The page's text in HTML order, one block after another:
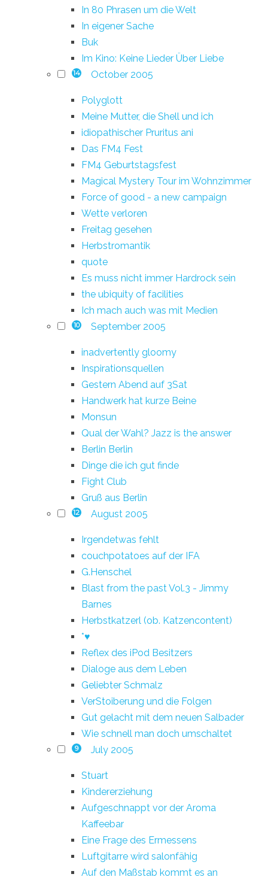
In 80 Phrasen um die Welt
In eigener Sache
Buk
Im Kino: Keine Lieder Über Liebe
14 October 2005
Polyglott
Meine Mutter, die Shell und ich
idiopathischer Pruritus ani
Das FM4 Fest
FM4 Geburtstagsfest
Magical Mystery Tour im Wohnzimmer
Force of good - a new campaign
Wette verloren
Freitag gesehen
Herbstromantik
quote
Es muss nicht immer Hardrock sein
the ubiquity of facilities
Ich mach auch was mit Medien
10 September 2005
inadvertently gloomy
Inspirationsquellen
Gestern Abend auf 3Sat
Handwerk hat kurze Beine
Monsun
Qual der Wahl? Jazz is the answer
Berlin Berlin
Dinge die ich gut finde
Fight Club
Gruß aus Berlin
12 August 2005
Irgendetwas fehlt
couchpotatoes auf der IFA
G.Henschel
Blast from the past Vol.3 - Jimmy
Barnes
Herbstkatzerl (ob. Katzencontent)
*♥
Reflex des iPod Besitzers
Dialoge aus dem Leben
Geliebter Schmalz
VerStoiberung und die Folgen
Gut gelacht mit dem neuen Salbader
Wie schnell man doch umschaltet
9 July 2005
Stuart
Kindererziehung
Aufgeschnappt vor der Aroma
Kaffeebar
Eine Frage des Ermessens
Luftgitarre wird salonfähig
Auf den Maßstab kommt es an